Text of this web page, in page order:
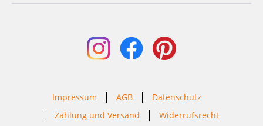
Impressum AGB
Datenschutz
Zahlung und Versand
Widerrufsrecht